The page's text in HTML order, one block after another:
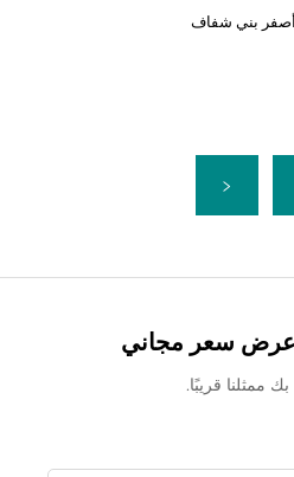
بني شفاف
سعر مجاني
ممثلنا قريبًا.